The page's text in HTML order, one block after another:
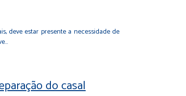
deve estar presente a necessidade de
do casal